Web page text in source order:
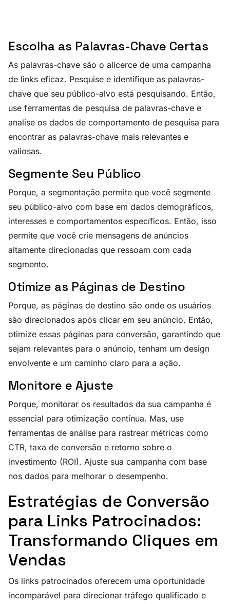
Escolha as Palavras-Chave Certas
As palavras-chave são o alicerce de uma campanha
de links eficaz. Pesquise e identifique as palavras-
chave que seu público-alvo está pesquisando. Então,
use ferramentas de pesquisa de palavras-chave e
analise os dados de comportamento de pesquisa para
encontrar as palavras-chave mais relevantes e
valiosas.
Segmente Seu Público
Porque, a segmentação permite que você segmente
seu público-alvo com base em dados demográficos,
interesses e comportamentos específicos. Então, isso
permite que você crie mensagens de anúncios
altamente direcionadas que ressoam com cada
segmento.
Otimize as Páginas de Destino
Porque, as páginas de destino são onde os usuários
são direcionados após clicar em seu anúncio. Então,
otimize essas páginas para conversão, garantindo que
sejam relevantes para o anúncio, tenham um design
envolvente e um caminho claro para a ação.
Monitore e Ajuste
Porque, monitorar os resultados da sua campanha é
essencial para otimização contínua. Mas, use
ferramentas de análise para rastrear métricas como
CTR, taxa de conversão e retorno sobre o
investimento (ROI). Ajuste sua campanha com base
nos dados para melhorar o desempenho.
Estratégias de Conversão
para Links Patrocinados:
Transformando Cliques em
Vendas
Os links patrocinados oferecem uma oportunidade
incomparável para direcionar tráfego qualificado e